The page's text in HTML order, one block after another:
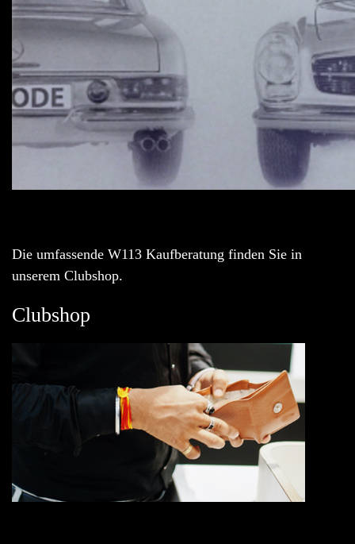
Die umfassende W113 Kaufberatung finden Sie in
unserem Clubshop.
Clubshop